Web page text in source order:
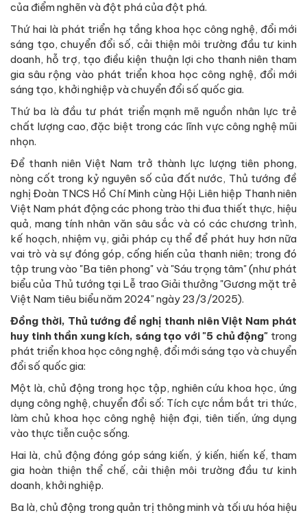
của điểm nghẽn và đột phá của đột phá.
Thứ hai là phát triển hạ tầng khoa học công nghệ, đổi mới
sáng tạo, chuyển đổi số, cải thiện môi trường đầu tư kinh
doanh, hỗ trợ, tạo điều kiện thuận lợi cho thanh niên tham
gia sâu rộng vào phát triển khoa học công nghệ, đổi mới
sáng tạo, khởi nghiệp và chuyển đổi số quốc gia.
Thứ ba là đầu tư phát triển mạnh mẽ nguồn nhân lực trẻ
chất lượng cao, đặc biệt trong các lĩnh vực công nghệ mũi
nhọn.
Để thanh niên Việt Nam trở thành lực lượng tiên phong,
nòng cốt trong kỷ nguyên số của đất nước, Thủ tướng đề
nghị Đoàn TNCS Hồ Chí Minh cùng Hội Liên hiệp Thanh niên
Việt Nam phát động các phong trào thi đua thiết thực, hiệu
quả, mang tính nhân văn sâu sắc và có các chương trình,
kế hoạch, nhiệm vụ, giải pháp cụ thể để phát huy hơn nữa
vai trò và sự đóng góp, cống hiến của thanh niên; trong đó
tập trung vào "Ba tiên phong" và "Sáu trọng tâm" (như phát
biểu của Thủ tướng tại Lễ trao Giải thưởng "Gương mặt trẻ
Việt Nam tiêu biểu năm 2024" ngày 23/3/2025).
Đồng thời, Thủ tướng đề nghị thanh niên Việt Nam phát
huy tinh thần xung kích, sáng tạo với "5 chủ động" trong
phát triển khoa học công nghệ, đổi mới sáng tạo và chuyển
đổi số quốc gia:
Một là, chủ động trong học tập, nghiên cứu khoa học, ứng
dụng công nghệ, chuyển đổi số: Tích cực nắm bắt tri thức,
làm chủ khoa học công nghệ hiện đại, tiên tiến, ứng dụng
vào thực tiễn cuộc sống.
Hai là, chủ động đóng góp sáng kiến, ý kiến, hiến kế, tham
gia hoàn thiện thể chế, cải thiện môi trường đầu tư kinh
doanh, khởi nghiệp.
Ba là, chủ động trong quản trị thông minh và tối ưu hóa hiệu